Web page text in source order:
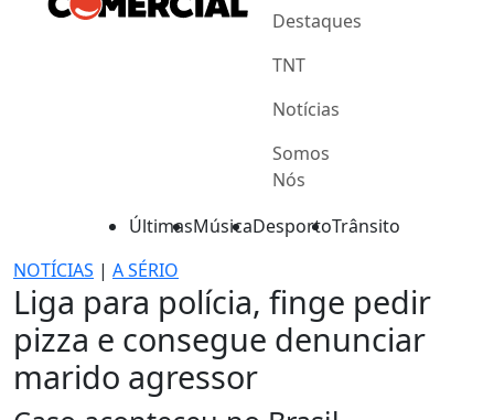
Destaques
TNT
Notícias
Somos
Nós
ÚltimasMúsicaDesportoTrânsito
NOTÍCIAS | A SÉRIO
Liga para polícia, finge pedir
pizza e consegue denunciar
marido agressor